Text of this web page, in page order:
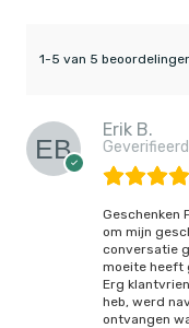
1-5 van 5
Erik B.
Geschenken
om mijn
conversatie
moeite heeft
Erg
heb, werd
ontvangen